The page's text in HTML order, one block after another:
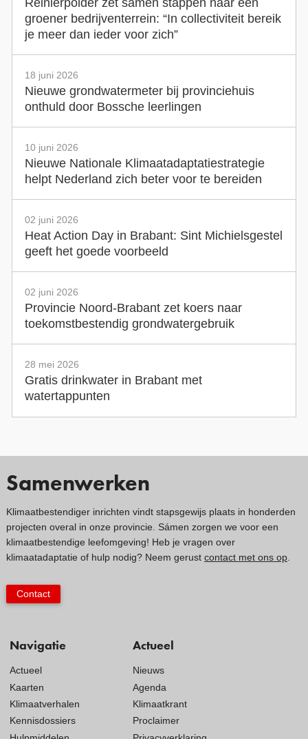
groener bedrijventerrein: “In collectiviteit bereik
je meer dan ieder voor zich”
18 juni 2026
Nieuwe grondwatermeter bij provinciehuis
onthuld door Bossche leerlingen
10 juni 2026
Nieuwe Nationale Klimaatadaptatiestrategie
helpt Nederland zich beter voor te bereiden
02 juni 2026
Heat Action Day in Brabant: Sint Michielsgestel
geeft het goede voorbeeld
02 juni 2026
Provincie Noord-Brabant zet koers naar
toekomstbestendig grondwatergebruik
28 mei 2026
Gratis drinkwater in Brabant met
watertappunten
Navigatie
Actueel
Kaarten
Klimaatverhalen
Kennisdossiers
Actueel
Nieuws
Agenda
Klimaatkrant
Proclaimer
Samenwerken
Klimaatbestendiger inrichten vindt stapsgewijs plaats in honderden
projecten overal in onze provincie. Sámen zorgen we voor een
klimaatbestendige leefomgeving! Heb je vragen over
klimaatadaptatie of hulp nodig? Neem gerust contact met ons op.
Contact